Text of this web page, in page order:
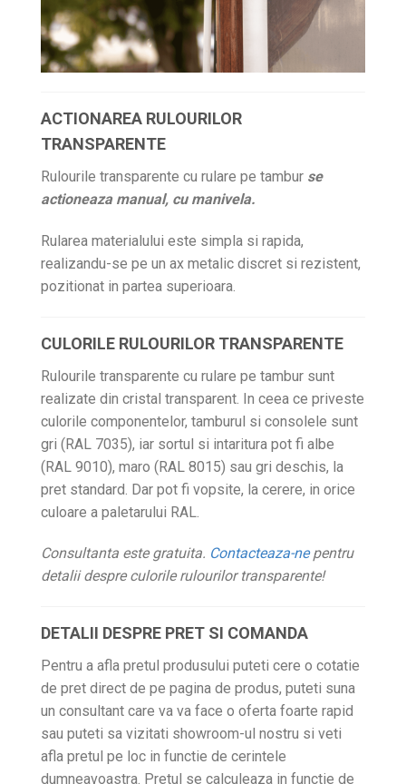
ACTIONAREA RULOURILOR
TRANSPARENTE
Rulourile transparente cu rulare pe tambur se
actioneaza manual, cu manivela.
Rularea materialului este simpla si rapida,
realizandu-se pe un ax metalic discret si rezistent,
pozitionat in partea superioara.
CULORILE RULOURILOR TRANSPARENTE
Rulourile transparente cu rulare pe tambur sunt
realizate din cristal transparent. In ceea ce priveste
culorile componentelor, tamburul si consolele sunt
gri (RAL 7035), iar sortul si intaritura pot fi albe
(RAL 9010), maro (RAL 8015) sau gri deschis, la
pret standard. Dar pot fi vopsite, la cerere, in orice
culoare a paletarului RAL.
Consultanta este gratuita. Contacteaza-nepentru
detalii despre culorile rulourilor transparente!
DETALII DESPRE PRET SI COMANDA
Pentru a afla pretul produsului puteti cere o cotatie
de pret direct de pe pagina de produs, puteti suna
un consultant care va va face o oferta foarte rapid
sau puteti sa vizitati showroom-ul nostru si veti
afla pretul pe loc in functie de cerintele
dumneavoastra. Pretul se calculeaza in functie de